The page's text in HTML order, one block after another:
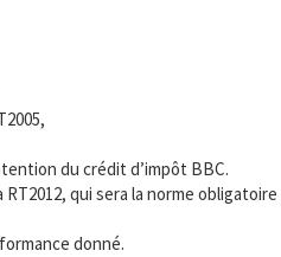
du crédit d’impôt BBC.
qui sera la norme obligatoire
donné.